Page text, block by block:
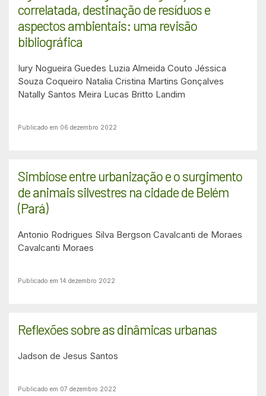
correlatada, destinação de resíduos e
aspectos ambientais: uma revisão
bibliográfica
Iury Nogueira Guedes Luzia Almeida Couto Jéssica
Souza Coqueiro Natalia Cristina Martins Gonçalves
Natally Santos Meira Lucas Britto Landim
Publicado em 06 dezembro 2022
Simbiose entre urbanização e o surgimento
de animais silvestres na cidade de Belém
(Pará)
Antonio Rodrigues Silva Bergson Cavalcanti de Moraes
Cavalcanti Moraes
Publicado em 14 dezembro 2022
Reflexões sobre as dinâmicas urbanas
Jadson de Jesus Santos
Publicado em 07 dezembro 2022